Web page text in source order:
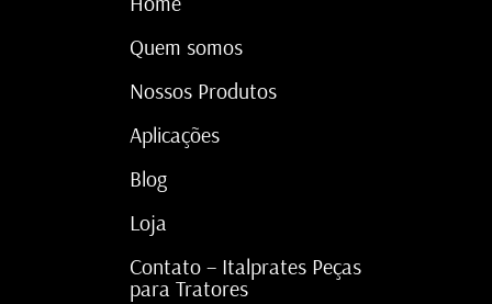
Quem somos
Nossos Produtos
Aplicações
Blog
Loja
Contato – Italprates Peças
para Tratores